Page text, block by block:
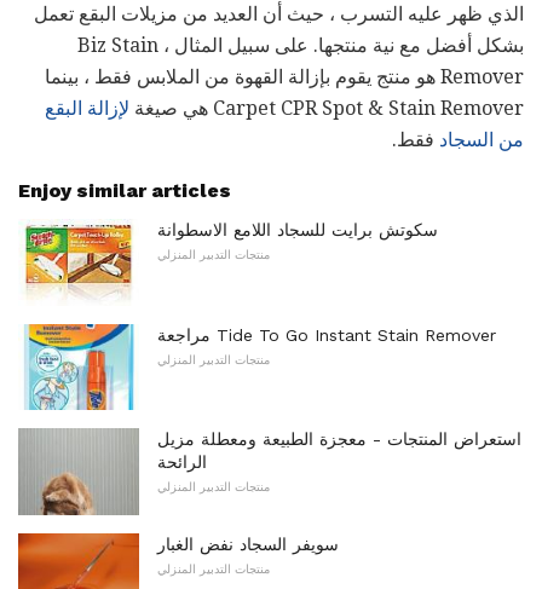
الذي ظهر عليه التسرب ، حيث أن العديد من مزيلات البقع تعمل
بشكل أفضل مع نية منتجها. على سبيل المثال ، Biz Stain
Remover هو منتج يقوم بإزالة القهوة من الملابس فقط ، بينما
Carpet CPR Spot & Stain Remover هي صيغة
لإزالة البقع
من السجاد فقط.
Enjoy similar articles
سكوتش برايت للسجاد اللامع الاسطوانة
منتجات التدبير المنزلي
مراجعة Tide To Go Instant Stain Remover
منتجات التدبير المنزلي
استعراض المنتجات - معجزة الطبيعة ومعطلة مزيل
الرائحة
منتجات التدبير المنزلي
سويفر السجاد نفض الغبار
منتجات التدبير المنزلي